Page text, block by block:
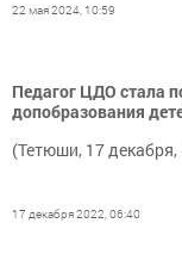
22 мая 2024, 10:59
Педагог ЦДО стала
допобразования
(Тетюши, 17
17 декабря 2022, 06:40